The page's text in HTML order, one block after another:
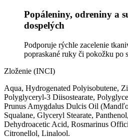
Popáleniny, odreniny a
dospelých
Podporuje rýchle zacelenie
popraskané ruky či pokožku po
Zloženie (INCI)
Aqua, Hydrogenated Polyisobutene,
Polyglyceryl-3 Diisostearate,
Prunus Amygdalus Dulcis Oil
Squalane, Glyceryl Stearate,
Dehydroacetic Acid, Rosmarinus
Citronellol, Linalool.